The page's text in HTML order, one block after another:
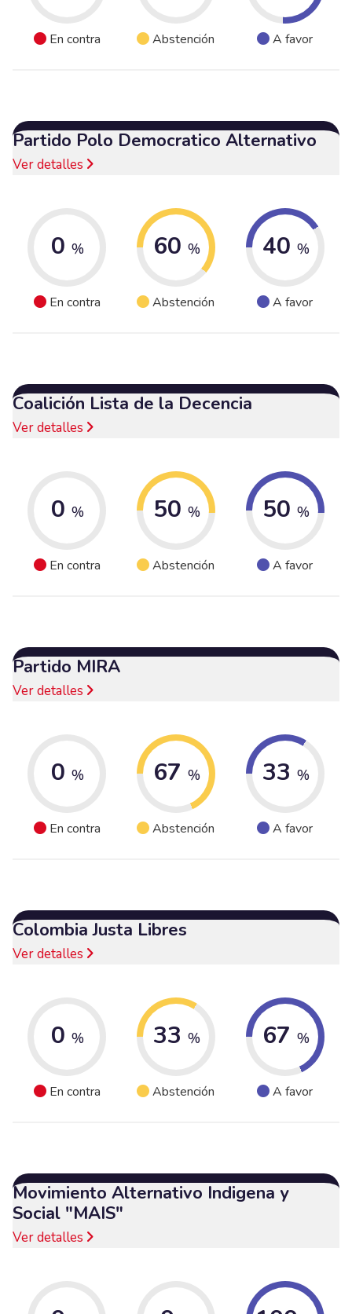
En contra Abstención A favor
Partido Polo Democratico Alternativo
Ver detalles
0 %
En contra
60 %
Abstención
40 %
A favor
Coalición Lista de la Decencia
Ver detalles
0 %
En contra
50 %
Abstención
50 %
A favor
Partido MIRA
Ver detalles
0 %
En contra
67 %
Abstención
33 %
A favor
Colombia Justa Libres
Ver detalles
0 %
En contra
33 %
Abstención
67 %
A favor
Movimiento Alternativo Indigena y
Social "MAIS"
Ver detalles